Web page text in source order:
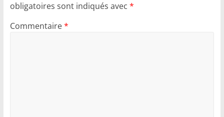
obligatoires sont indiqués avec *
Commentaire*